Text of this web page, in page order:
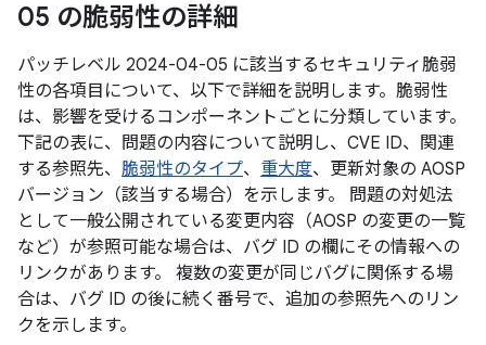
05 の脆弱性の詳細
パッチレベル 2024-04-05 に該当するセキュリティ脆弱
性の各項目について、以下で詳細を説明します。脆弱性
は、影響を受けるコンポーネントごとに分類しています。
下記の表に、問題の内容について説明し、CVE ID、関連
する参照先、 脆弱性のタイプ、 重大度、更新対象の AOSP
バージョン（該当する場合）を示します。 問題の対処法
として一般公開されている変更内容（AOSP の変更の一覧
など）が参照可能な場合は、バグ ID の欄にその情報への
リンクがあります。 複数の変更が同じバグに関係する場
合は、バグ ID の後に続く番号で、追加の参照先へのリン
クを示します。